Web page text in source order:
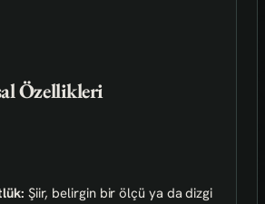
Özellikleri
Şiir, belirgin bir ölçü ya da dizgi